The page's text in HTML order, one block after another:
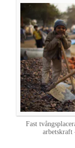
Fast
arbetskraft